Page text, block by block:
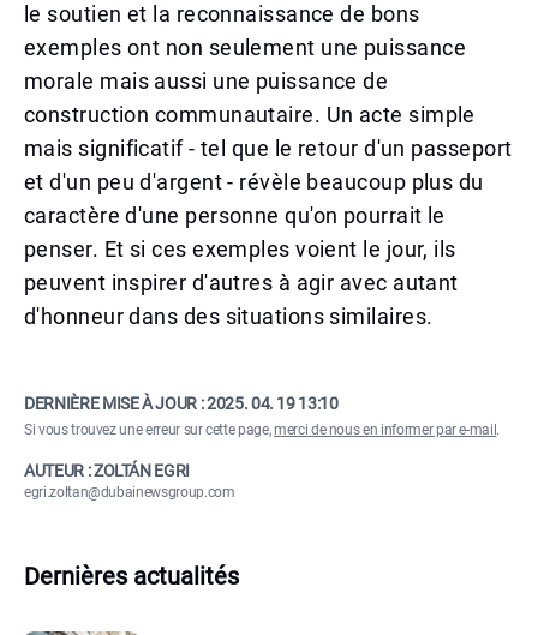
le soutien et la reconnaissance de bons
exemples ont non seulement une puissance
morale mais aussi une puissance de
construction communautaire. Un acte simple
mais significatif - tel que le retour d'un passeport
et d'un peu d'argent - révèle beaucoup plus du
caractère d'une personne qu'on pourrait le
penser. Et si ces exemples voient le jour, ils
peuvent inspirer d'autres à agir avec autant
d'honneur dans des situations similaires.
DERNIÈRE MISE À JOUR :2025. 04. 19 13:10
Si vous trouvez une erreur sur cette page,merci de nous en informer par e-mail .
AUTEUR : ZOLTÁN EGRI
egri.zoltan@dubainewsgroup.com
Dernières actualités